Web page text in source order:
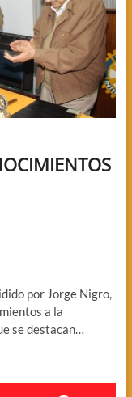
por Jorge Nigro,
a la
se destacan…